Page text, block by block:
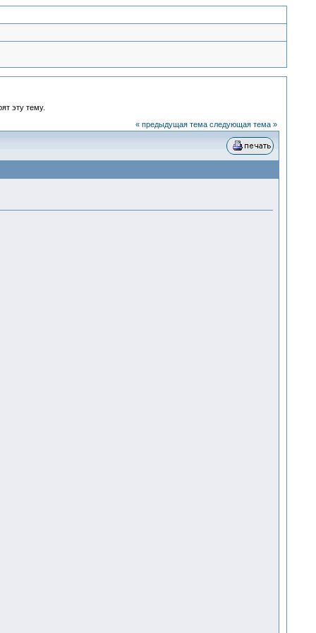
эту тему.
« предыдущая тема следующая тема »